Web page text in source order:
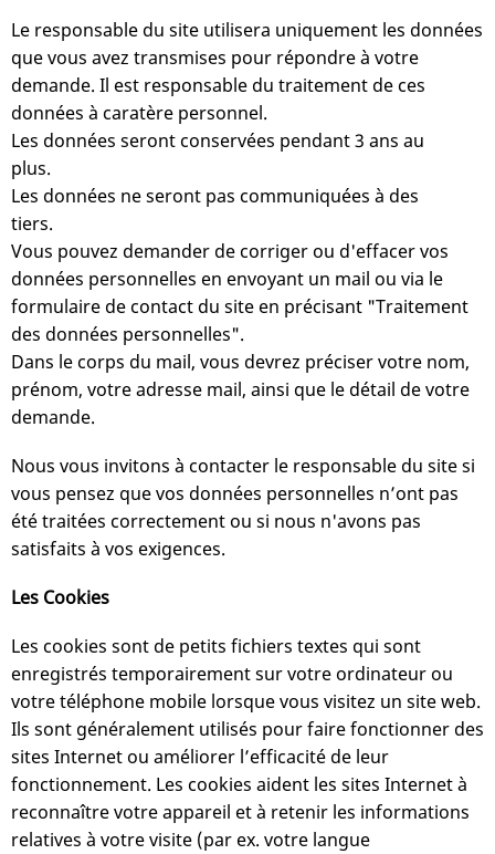
Le responsable du site utilisera uniquement les données
que vous avez transmises pour répondre à votre
demande. Il est responsable du traitement de ces
données à caratère personnel.
Les données seront conservées pendant 3 ans au
plus.
Les données ne seront pas communiquées à des
tiers.
Vous pouvez demander de corriger ou d'effacer vos
données personnelles en envoyant un mail ou via le
formulaire de contact du site en précisant "Traitement
des données personnelles".
Dans le corps du mail, vous devrez préciser votre nom,
prénom, votre adresse mail, ainsi que le détail de votre
demande.
Nous vous invitons à contacter le responsable du site si
vous pensez que vos données personnelles n’ont pas
été traitées correctement ou si nous n'avons pas
satisfaits à vos exigences.
Les Cookies
Les cookies sont de petits fichiers textes qui sont
enregistrés temporairement sur votre ordinateur ou
votre téléphone mobile lorsque vous visitez un site web.
Ils sont généralement utilisés pour faire fonctionner des
sites Internet ou améliorer l’efficacité de leur
fonctionnement. Les cookies aident les sites Internet à
reconnaître votre appareil et à retenir les informations
relatives à votre visite (par ex. votre langue